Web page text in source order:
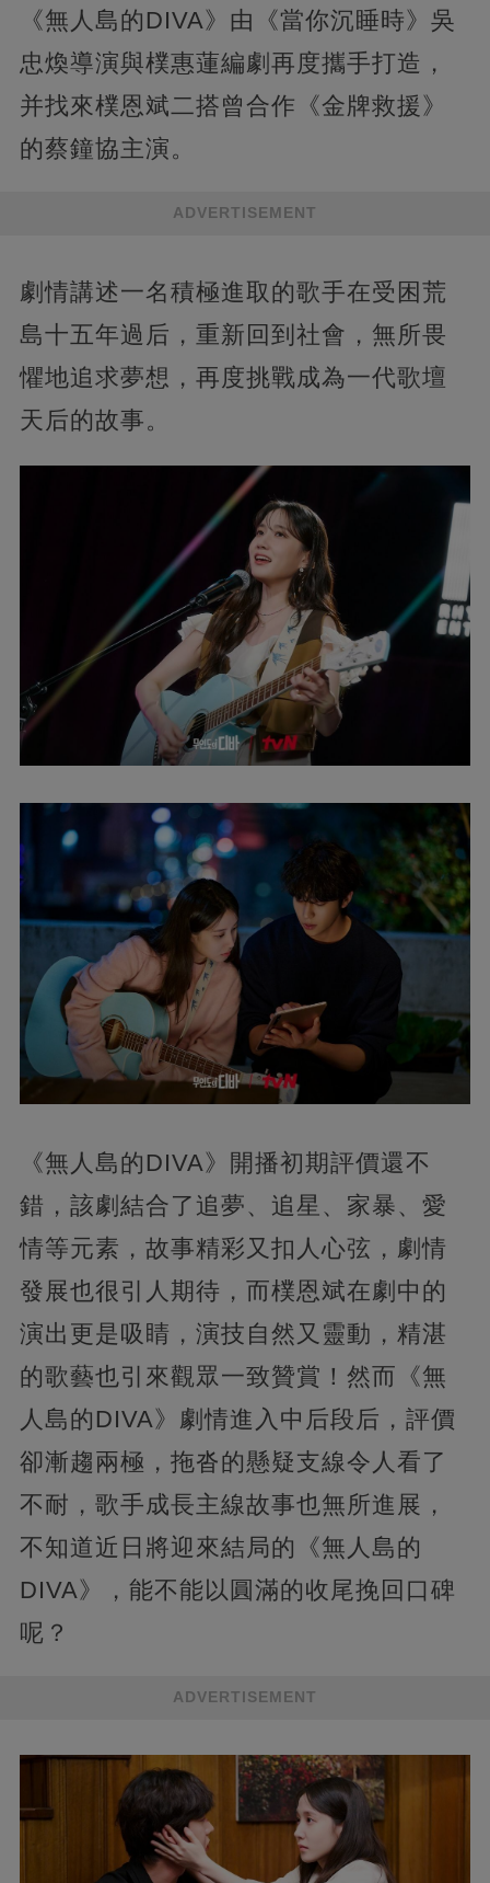
《無人島的DIVA》由《當你沉睡時》吳
忠煥導演與樸惠蓮編劇再度攜手打造，
并找來樸恩斌二搭曾合作《金牌救援》
的蔡鐘協主演。
ADVERTISEMENT
劇情講述一名積極進取的歌手在受困荒
島十五年過后，重新回到社會，無所畏
懼地追求夢想，再度挑戰成為一代歌壇
天后的故事。
《無人島的DIVA》開播初期評價還不
錯，該劇結合了追夢、追星、家暴、愛
情等元素，故事精彩又扣人心弦，劇情
發展也很引人期待，而樸恩斌在劇中的
演出更是吸睛，演技自然又靈動，精湛
的歌藝也引來觀眾一致贊賞！然而《無
人島的DIVA》劇情進入中后段后，評價
卻漸趨兩極，拖沓的懸疑支線令人看了
不耐，歌手成長主線故事也無所進展，
不知道近日將迎來結局的《無人島的
DIVA》，能不能以圓滿的收尾挽回口碑
呢？
ADVERTISEMENT